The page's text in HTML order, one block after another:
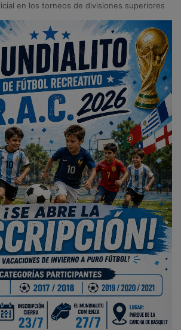
en los torneos de divisiones superiores